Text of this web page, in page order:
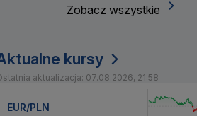
Zobacz wszystkie
kursy
aktualizacja: 07.08.2026, 21:58
EUR/PLN